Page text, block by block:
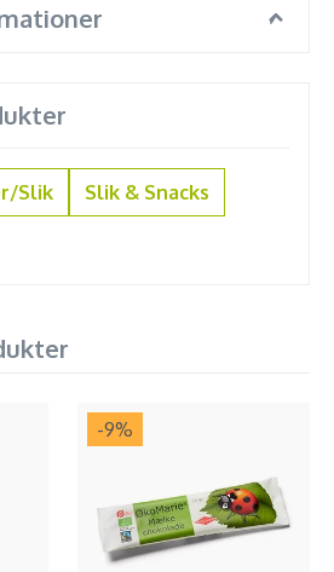
Slik
Slik & Snacks
-9%